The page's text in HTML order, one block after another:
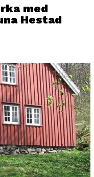
med
Hestad